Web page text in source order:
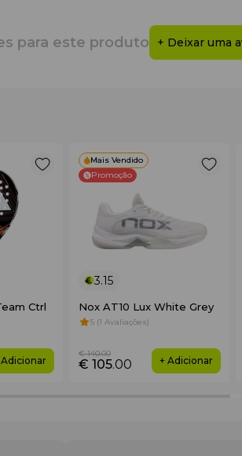
para este produto + Deixar uma
Ctrl
Adicionar
Mais Vendido
Promoção
3.15
Nox AT10 Lux White Grey
5 (1 Avaliações)
€ 105.00
€ 140.00
+ Adicionar